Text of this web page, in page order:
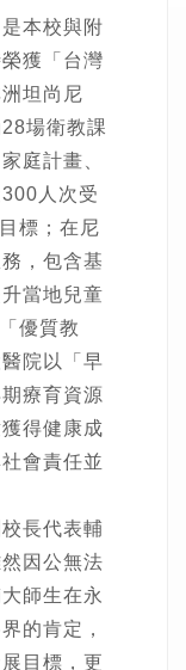
本校與附
獲「台灣
坦尚尼
場衛教課
庭計畫、
人次受
標；在尼
，包含基
當地兒童
優質教
院以「早
療育資源
得健康成
會責任並
長代表輔
因公無法
師生在永
的肯定，
目標，更